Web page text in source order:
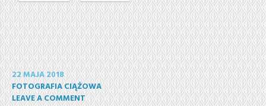
22 MAJA 2018
FOTOGRAFIA CIĄŻOWA
LEAVE A COMMENT